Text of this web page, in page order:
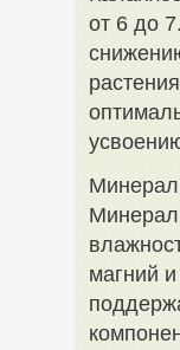
от 6 до
магний